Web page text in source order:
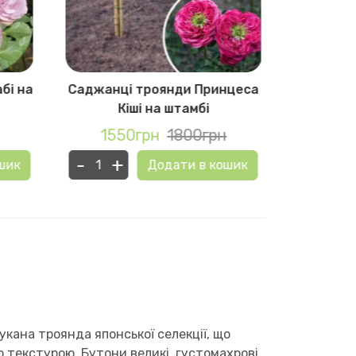
на
Саджанці троянди Принцеса
Кіші на штамбі
1550грн 1800грн
- + Додати в кошик
троянда японської селекції, що
Бутони великі, густомахрові,